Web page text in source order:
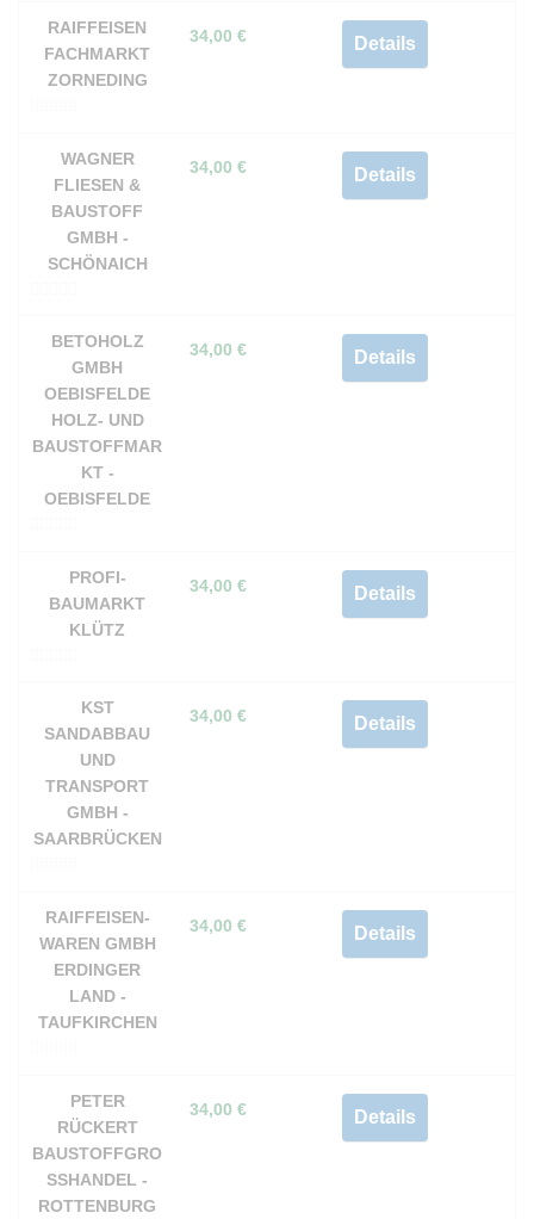
RAIFFEISEN
FACHMARKT
ZORNEDING
34,00€ Details
WAGNER
FLIESEN &
BAUSTOFF
GMBH -
SCHÖNAICH
34,00€ Details
BETOHOLZ
GMBH
OEBISFELDE
HOLZ- UND
BAUSTOFFMAR
KT -
OEBISFELDE
34,00€ Details
PROFI-
BAUMARKT
KLÜTZ
34,00€ Details
KST
SANDABBAU
UND
TRANSPORT
GMBH -
SAARBRÜCKEN
34,00€ Details
RAIFFEISEN-
WAREN GMBH
ERDINGER
LAND -
TAUFKIRCHEN
n
34,00€ Details
PETER
RÜCKERT
BAUSTOFFGRO
SSHANDEL - R
OTTENBURG A
34,00€ Details